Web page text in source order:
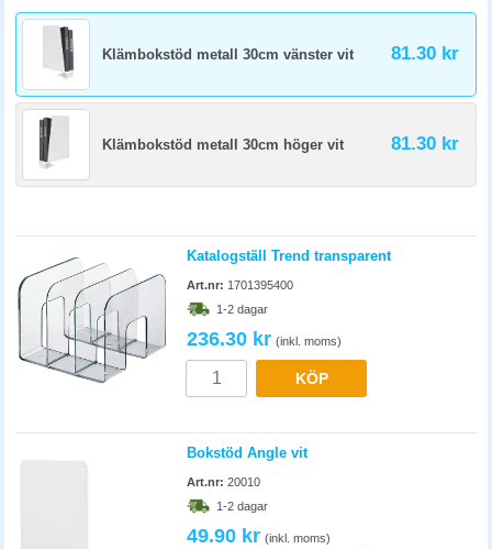
Klämbokstöd metall 30cm vänster vit 81.30 kr
Klämbokstöd metall 30cm höger vit 81.30 kr
Katalogställ Trend transparent
Art.nr: 1701395400
1-2 dagar
236.30 kr (inkl. moms)
KÖP
Bokstöd Angle vit
Art.nr: 20010
1-2 dagar
49.90 kr (inkl. moms)